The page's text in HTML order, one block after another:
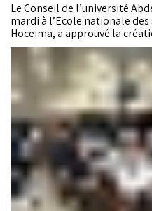
Le Conseil de l’université
mardi à l’Ecole nationale
Hoceima, a approuvé la
institutions relevant de